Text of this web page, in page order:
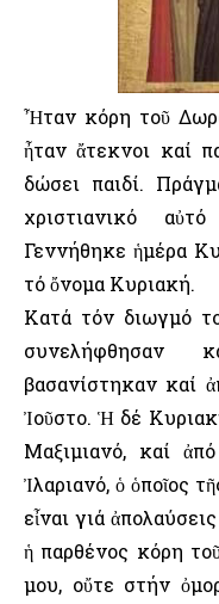
Ἦταν κόρη τοῦ
ἦταν ἄτεκνοι καί
δώσει παιδί.
χριστιανικό
Γεννήθηκε ἡμέρα
τό ὄνομα Κυριακή.
Κατά τόν διωγμό
συνελήφθησαν
βασανίστηκαν καί
Ἰοῦστο. Ἡ δέ
Μαξιμιανό, καί
Ἰλαριανό, ὁ ὁποῖος
εἶναι γιά
ἡ παρθένος κόρη
μου, οὔτε στήν